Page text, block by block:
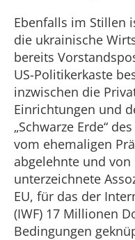
Ebenfalls im Stillen
die ukrainische
bereits
US-Politikerkaste
inzwischen die
Einrichtungen und
„Schwarze Erde“
vom ehemaligen
abgelehnte und von
unterzeichnete
EU, für das der
(IWF) 17 Millionen
Bedingungen